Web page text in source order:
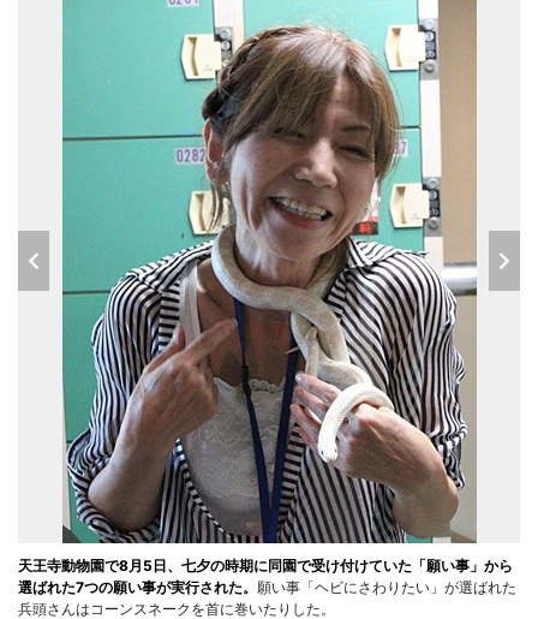
天王寺動物園で8月5日、七夕の時期に同園で受け付けていた「願い事」から
選ばれた7つの願い事が実行された。 願い事「ヘビにさわりたい」が選ばれた
兵頭さんはコーンスネークを首に巻いたりした。